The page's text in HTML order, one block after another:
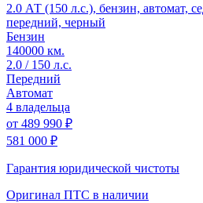
2.0 АТ (150 л.с.), бензин, автомат,
передний, черный
Бензин
140000 км.
2.0 / 150 л.с.
Передний
Автомат
4 владельца
от 489 990 ₽
581 000 ₽
Гарантия юридической чистоты
Оригинал ПТС в наличии